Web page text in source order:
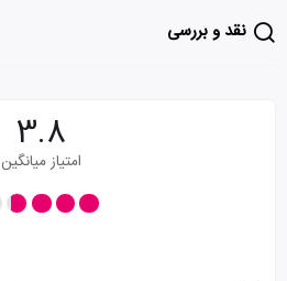
نقد و بررسی
3.8
امتیاز میانگین